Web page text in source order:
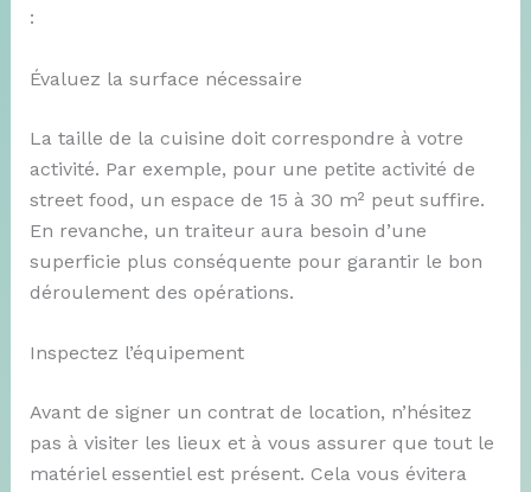
:
Évaluez la surface nécessaire
La taille de la cuisine doit correspondre à votre
activité. Par exemple, pour une petite activité de
street food, un espace de 15 à 30 m² peut suffire.
En revanche, un traiteur aura besoin d’une
superficie plus conséquente pour garantir le bon
déroulement des opérations.
Inspectez l’équipement
Avant de signer un contrat de location, n’hésitez
pas à visiter les lieux et à vous assurer que tout le
matériel essentiel est présent. Cela vous évitera